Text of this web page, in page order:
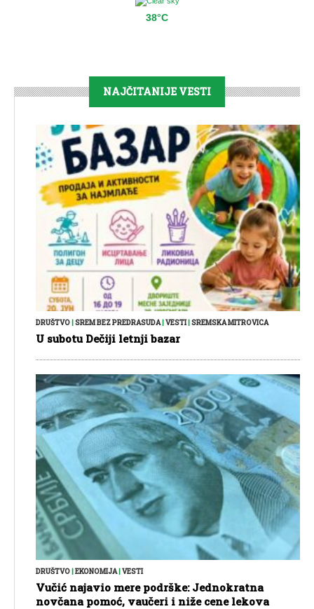
38°C
NAJČITANIJE VESTI
DRUŠTVO|SREM BEZ PREDRASUDA|VESTI|SREMSKA MITROVICA
U subotu Dečiji letnji bazar
DRUŠTVO|EKONOMIJA|VESTI
Vučić najavio mere podrške: Jednokratna
novčana pomoć, vaučeri i niže cene lekova